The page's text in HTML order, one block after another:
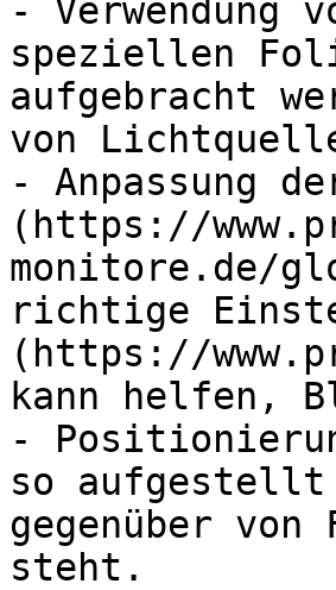
- Verwendung
speziellen
aufgebracht
von
- Anpassung
(https://
monitore.de/
richtige
(https://
kann helfen,
-
so
gegenüber
steht.